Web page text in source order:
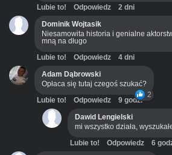
Lubie to! Odpowiedz
2 dni
Dominik Wojtasik
Niesamowita historia i genialne
mną na długo
Lubie to! Odpowiedz
4 dni
Adam Dąbrowski
Opłaca się tutaj czegoś szukać?
2
Lubie to! Odpowiedz
9 godz.
Dawid Lengielski
mi wszystko działa,
Lubie to! Odpowiedz
6